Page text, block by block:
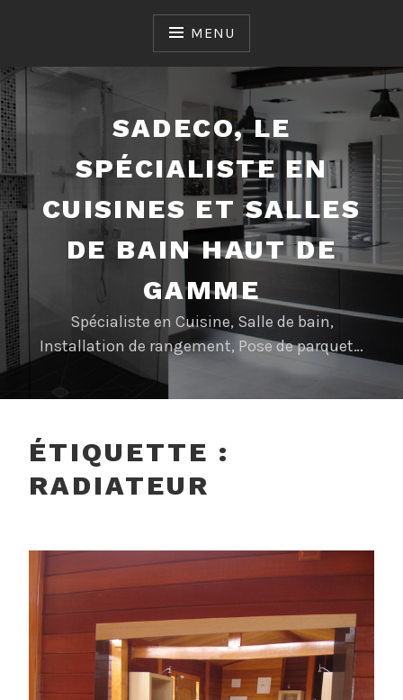
MENU
SADECO, LE
SPÉCIALISTE EN
CUISINES ET SALLES
DE BAIN HAUT DE
GAMME
Spécialiste en Cuisine, Salle de bain,
Installation de rangement, Pose de parquet…
ÉTIQUETTE :
RADIATEUR